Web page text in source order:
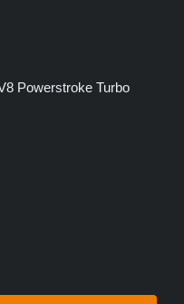
Powerstroke Turbo